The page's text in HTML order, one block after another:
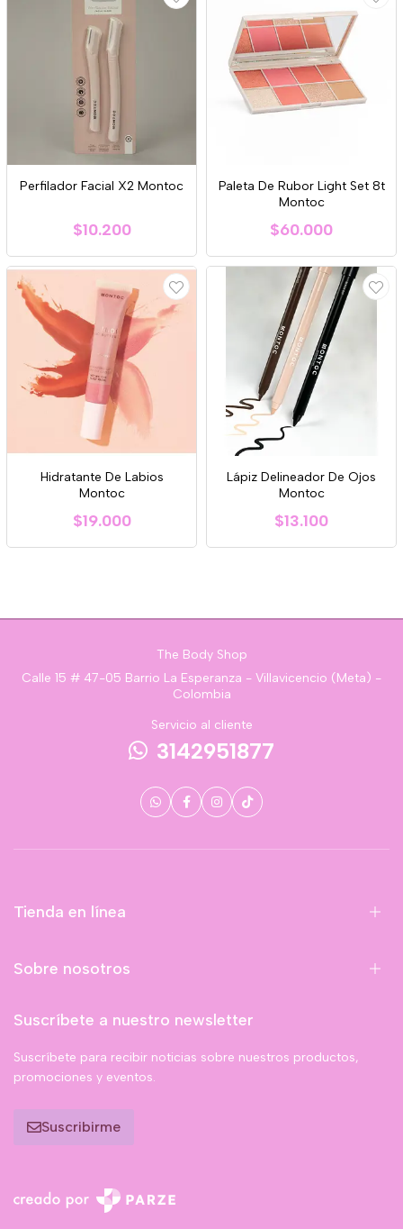
Perfilador Facial X2 Montoc
$10.200
Paleta De Rubor Light Set 8t
Montoc
$60.000
Hidratante De Labios
Montoc
$19.000
Lápiz Delineador De Ojos
Montoc
$13.100
The Body Shop
Calle 15 # 47-05 Barrio La Esperanza - Villavicencio (Meta) -
Colombia
Servicio al cliente
3142951877
Tienda en línea
Sobre nosotros
Suscríbete a nuestro newsletter
Suscríbete para recibir noticias sobre nuestros productos,
promociones y eventos.
Suscribirme